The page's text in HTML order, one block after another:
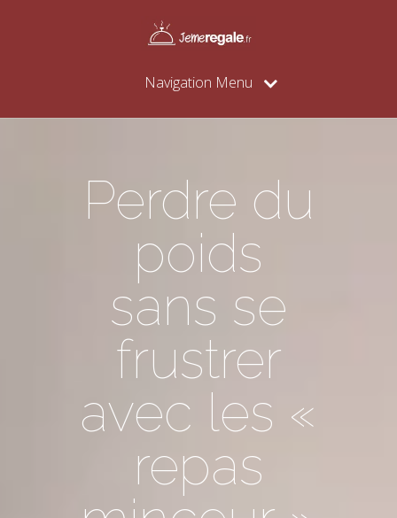
Navigation Menu
Perdre du
poids
sans se
frustrer
avec les «
repas